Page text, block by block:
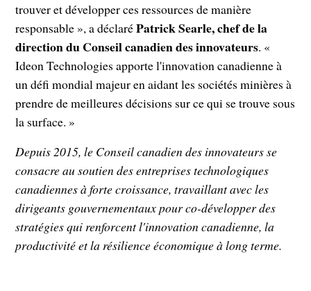
trouver et développer ces ressources de manière
responsable », a déclaréPatrick Searle, chef de la
direction du Conseil canadien des innovateurs. «
Ideon Technologies apporte l'innovation canadienne à
un défi mondial majeur en aidant les sociétés minières à
prendre de meilleures décisions sur ce qui se trouve sous
la surface. »
Depuis 2015, le Conseil canadien des innovateurs se
consacre au soutien des entreprises technologiques
canadiennes à forte croissance, travaillant avec les
dirigeants gouvernementaux pour co-développer des
stratégies qui renforcent l'innovation canadienne, la
productivité et la résilience économique à long terme.